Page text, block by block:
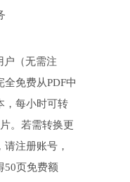
户（无需注
全免费从PDF中
，每小时可转
。若需转换更
请注册账号，
50页免费额